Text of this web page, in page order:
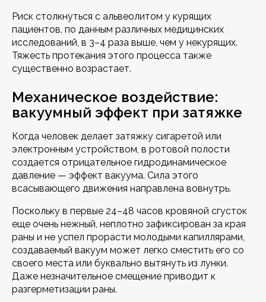
Риск столкнуться с альвеолитом у курящих
пациентов, по данным различных медицинских
исследований, в 3–4 раза выше, чем у некурящих.
Тяжесть протекания этого процесса также
существенно возрастает.
Механическое воздействие:
вакуумный эффект при затяжке
Когда человек делает затяжку сигаретой или
электронным устройством, в ротовой полости
создается отрицательное гидродинамическое
давление — эффект вакуума. Сила этого
всасывающего движения направлена вовнутрь.
Поскольку в первые 24–48 часов кровяной сгусток
еще очень нежный, неплотно зафиксирован за края
раны и не успел прорасти молодыми капиллярами,
создаваемый вакуум может легко сместить его со
своего места или буквально вытянуть из лунки.
Даже незначительное смещение приводит к
разгерметизации раны.